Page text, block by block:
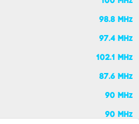
98.8 MHz
97.4 MHz
102.1 MHz
87.6 MHz
90 MHz
90 MHz